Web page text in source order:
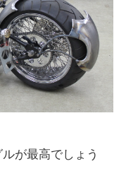
が最高でしょう